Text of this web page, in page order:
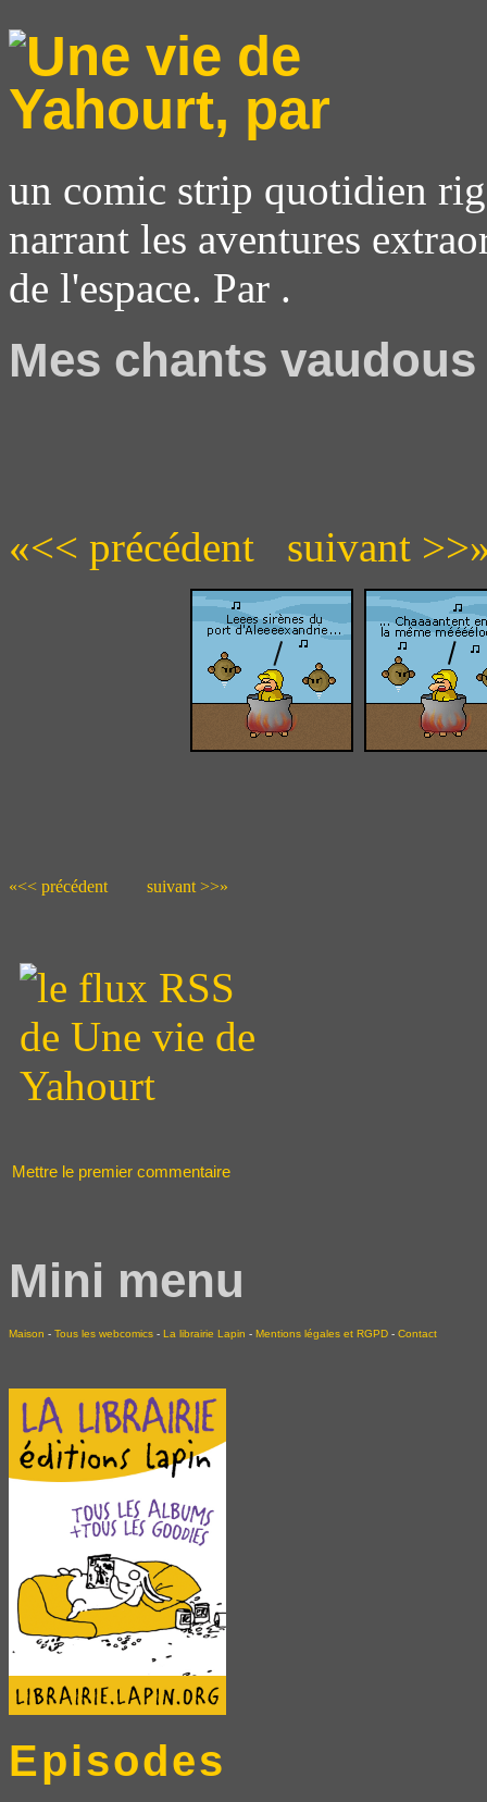
un comic strip quotidien
narrant les aventures
de l'espace. Par .
Mes chants vaudous
«<< précédent suivant
«<< précédent suivant >>»
Mettre le premier commentaire
Mini menu
Maison - Tous les webcomics - La librairie Lapin - Mentions légales et RGPD - Contact
Episodes